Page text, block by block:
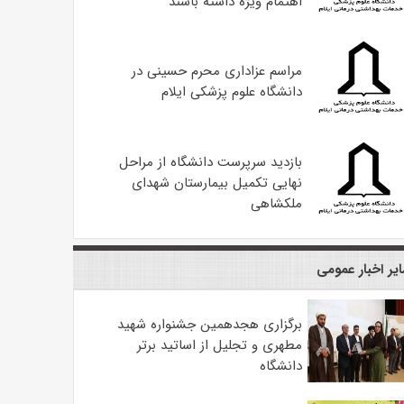
مراسم عزاداری محرم حسینی در
دانشگاه علوم پزشکی ایلام
بازدید سرپرست دانشگاه از مراحل
نهایی تکمیل بیمارستان شهدای
ملکشاهی
اخبار عمومی
برگزاری هجدهمین جشنواره شهید
مطهری و تجلیل از اساتید برتر
دانشگاه